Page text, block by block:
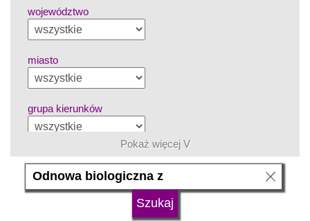
województwo
miasto
grupa kierunków
język
Pokaż więcej V